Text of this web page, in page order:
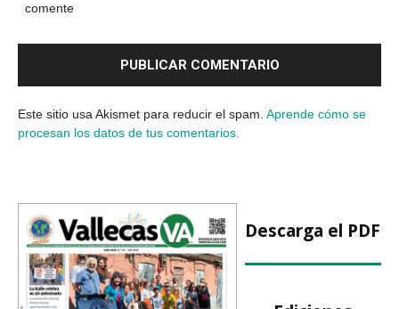
comente
Este sitio usa Akismet para reducir el spam. Aprende cómo se
procesan los datos de tus comentarios.
Descarga el PDF